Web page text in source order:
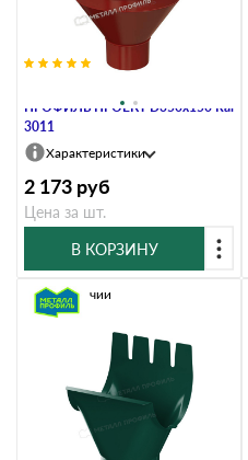
ПРОФИЛЬ ПРОЕКТ D350х150 Ral
3011
Характеристики
2 173 руб
Цена за шт.
В КОРЗИНУ
В наличии